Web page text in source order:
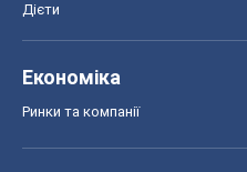
Дієти
Економіка
Ринки та компанії